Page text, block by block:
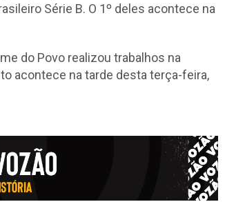
Série B. O 1º deles acontece na
do Povo realizou trabalhos na
acontece na tarde desta terça-feira,